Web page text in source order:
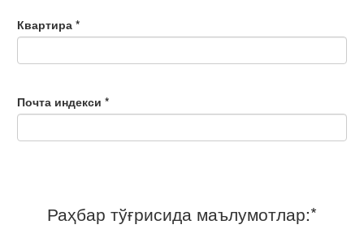
Квартира *
Почта индекси *
Раҳбар тўғрисида маълумотлар:*